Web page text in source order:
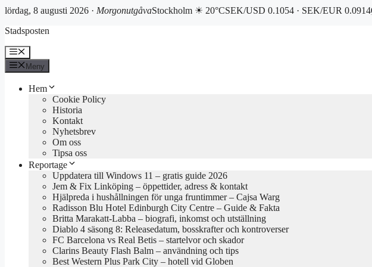
lördag, 8 augusti 2026 · MorgonutgåvaStockholm ☀ 20°CSEK/USD 0.1054 · SEK/EUR 0.0914
till
Stadsposten
Meny
Meny
Hem
Cookie Policy
Historia
Kontakt
Nyhetsbrev
Om oss
Tipsa oss
Reportage
Uppdatera till Windows 11 – gratis guide 2026
Jem & Fix Linköping – öppettider, adress & kontakt
Hjälpreda i hushållningen för unga fruntimmer – Cajsa Warg
Radisson Blu Hotel Edinburgh City Centre – Guide & Fakta
Britta Marakatt-Labba – biografi, inkomst och utställning
Diablo 4 säsong 8: Releasedatum, bosskrafter och kontroverser
FC Barcelona vs Real Betis – startelvor och skador
Clarins Beauty Flash Balm – användning och tips
Best Western Plus Park City – hotell vid Globen